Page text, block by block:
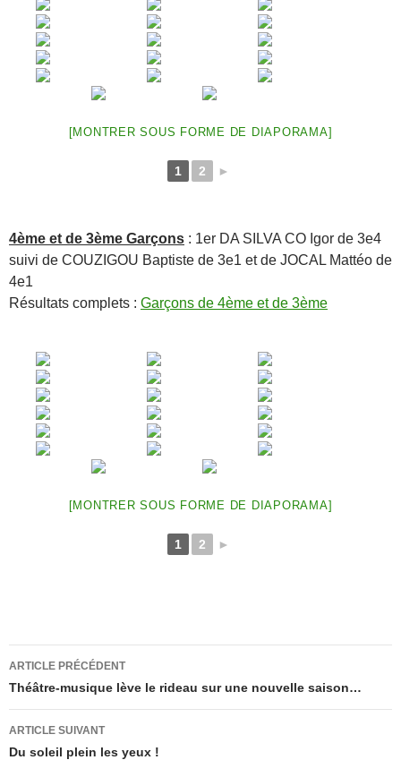
[MONTRER SOUS FORME DE DIAPORAMA]
1 2 ►
4ème et de 3ème Garçons : 1er DA SILVA CO Igor de 3e4
suivi de COUZIGOU Baptiste de 3e1 et de JOCAL Mattéo de
4e1
Résultats complets : Garçons de 4ème et de 3ème
[MONTRER SOUS FORME DE DIAPORAMA]
1 2 ►
Navigation
des
articles
ARTICLE PRÉCÉDENT
Théâtre-musique lève le rideau sur une nouvelle saison…
ARTICLE SUIVANT
Du soleil plein les yeux !